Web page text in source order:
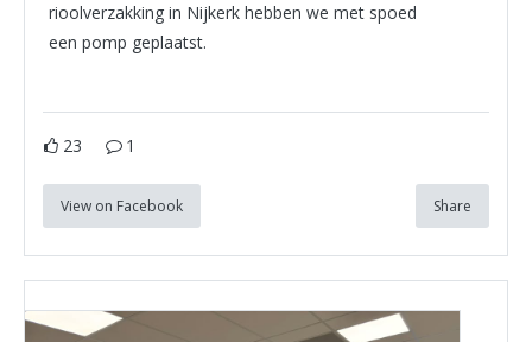
rioolverzakking in Nijkerk hebben we met spoed
een pomp geplaatst.
23 1
View on Facebook Share